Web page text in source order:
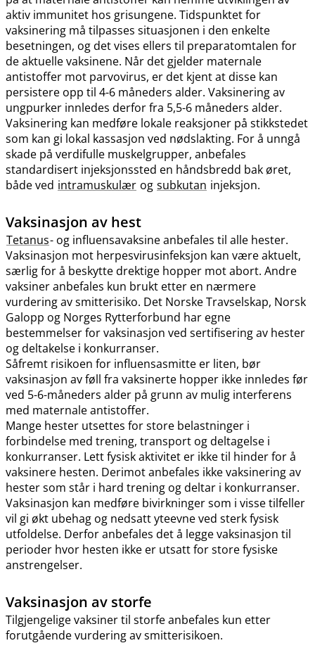
aktiv immunitet hos grisungene. Tidspunktet for
vaksinering må tilpasses situasjonen i den enkelte
besetningen, og det vises ellers til preparatomtalen for
de aktuelle vaksinene. Når det gjelder maternale
antistoffer mot parvovirus, er det kjent at disse kan
persistere opp til 4-6 måneders alder. Vaksinering av
ungpurker innledes derfor fra 5,5-6 måneders alder.
Vaksinering kan medføre lokale reaksjoner på stikkstedet
som kan gi lokal kassasjon ved nødslakting. For å unngå
skade på verdifulle muskelgrupper, anbefales
standardisert injeksjonssted en håndsbredd bak øret,
både ved intramuskulær og subkutan injeksjon.
Vaksinasjon av hest
Tetanus- og influensavaksine anbefales til alle hester.
Vaksinasjon mot herpesvirusinfeksjon kan være aktuelt,
særlig for å beskytte drektige hopper mot abort. Andre
vaksiner anbefales kun brukt etter en nærmere
vurdering av smitterisiko. Det Norske Travselskap, Norsk
Galopp og Norges Rytterforbund har egne
bestemmelser for vaksinasjon ved sertifisering av hester
og deltakelse i konkurranser.
Såfremt risikoen for influensasmitte er liten, bør
vaksinasjon av føll fra vaksinerte hopper ikke innledes før
ved 5-6-måneders alder på grunn av mulig interferens
med maternale antistoffer.
Mange hester utsettes for store belastninger i
forbindelse med trening, transport og deltagelse i
konkurranser. Lett fysisk aktivitet er ikke til hinder for å
vaksinere hesten. Derimot anbefales ikke vaksinering av
hester som står i hard trening og deltar i konkurranser.
Vaksinasjon kan medføre bivirkninger som i visse tilfeller
vil gi økt ubehag og nedsatt yteevne ved sterk fysisk
utfoldelse. Derfor anbefales det å legge vaksinasjon til
perioder hvor hesten ikke er utsatt for store fysiske
anstrengelser.
Vaksinasjon av storfe
Tilgjengelige vaksiner til storfe anbefales kun etter
forutgående vurdering av smitterisikoen.